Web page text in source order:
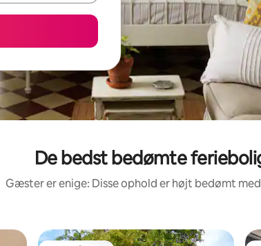
De bedst bedømte
Gæster er enige: Disse ophold er højt bedømt